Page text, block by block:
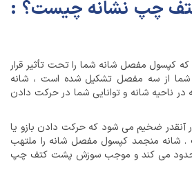
چپ نشانه چیست؟ :
کپسول مفصل شانه شما را تحت تأثیر قرار
شما از سه مفصل تشکیل شده است ، شانه
ناحیه شانه و توانایی شما در حرکت دادن
آنقدر ضخیم می شود که حرکت دادن بازو یا
. شانه منجمد کپسول مفصل شانه را ملتهب
می کند و موجب سوزش پشت کتف چپ